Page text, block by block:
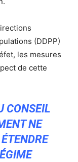
(DDPP)
les mesures
de cette
CONSEIL
NE